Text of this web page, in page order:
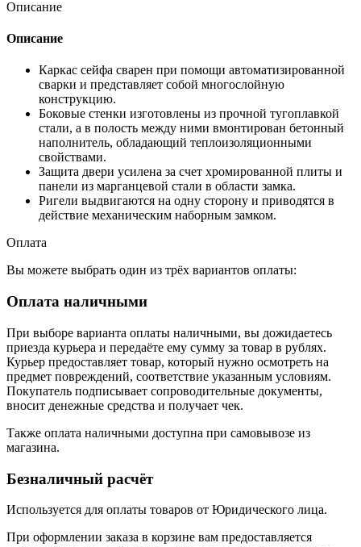
Описание
Описание
Каркас сейфа сварен при помощи автоматизированной
сварки и представляет собой многослойную
конструкцию.
Боковые стенки изготовлены из прочной тугоплавкой
стали, а в полость между ними вмонтирован бетонный
наполнитель, обладающий теплоизоляционными
свойствами.
Защита двери усилена за счет хромированной плиты и
панели из марганцевой стали в области замка.
Ригели выдвигаются на одну сторону и приводятся в
действие механическим наборным замком.
Оплата
Вы можете выбрать один из трёх вариантов оплаты:
Оплата наличными
При выборе варианта оплаты наличными, вы дожидаетесь
приезда курьера и передаёте ему сумму за товар в рублях.
Курьер предоставляет товар, который нужно осмотреть на
предмет повреждений, соответствие указанным условиям.
Покупатель подписывает сопроводительные документы,
вносит денежные средства и получает чек.
Также оплата наличными доступна при самовывозе из
магазина.
Безналичный расчёт
Используется для оплаты товаров от Юридического лица.
При оформлении заказа в корзине вам предоставляется